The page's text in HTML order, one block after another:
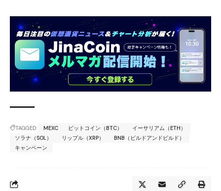
TAGGED: MEXC ビットコイン（BTC）
イーサリアム（ETH）
ソラナ（SOL）
リップル（XRP）
BNB（ビルドアンドビルド）
キャンペーン